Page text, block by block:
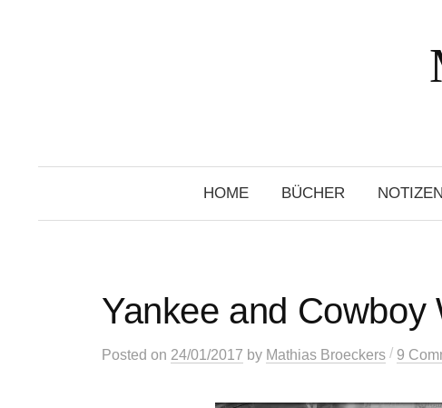
HOME BÜCHER NOTIZEN
Yankee and Cowboy
Posted on 24/01/2017 by Mathias Broeckers / 9